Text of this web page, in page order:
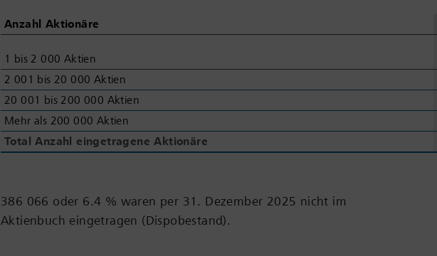
Anzahl Aktionäre
1 bis 2 000 Aktien
2 001 bis 20 000 Aktien
20 001 bis 200 000 Aktien
Mehr als 200 000 Aktien
Total Anzahl eingetragene Aktionäre
386 066 oder 6.4 % waren per 31. Dezember 2025 nicht im
Aktienbuch eingetragen (Dispobestand).